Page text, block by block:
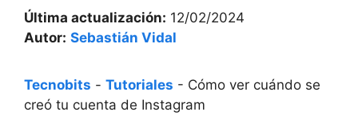
Última actualización: 12/02/2024
Autor: Sebastián Vidal
Tecnobits - Tutoriales - Cómo ver cuándo se
creó tu cuenta de Instagram